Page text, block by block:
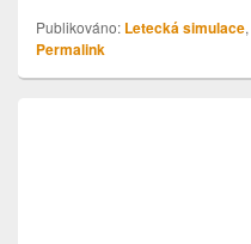
Publikováno: Letecká simulace,
Permalink